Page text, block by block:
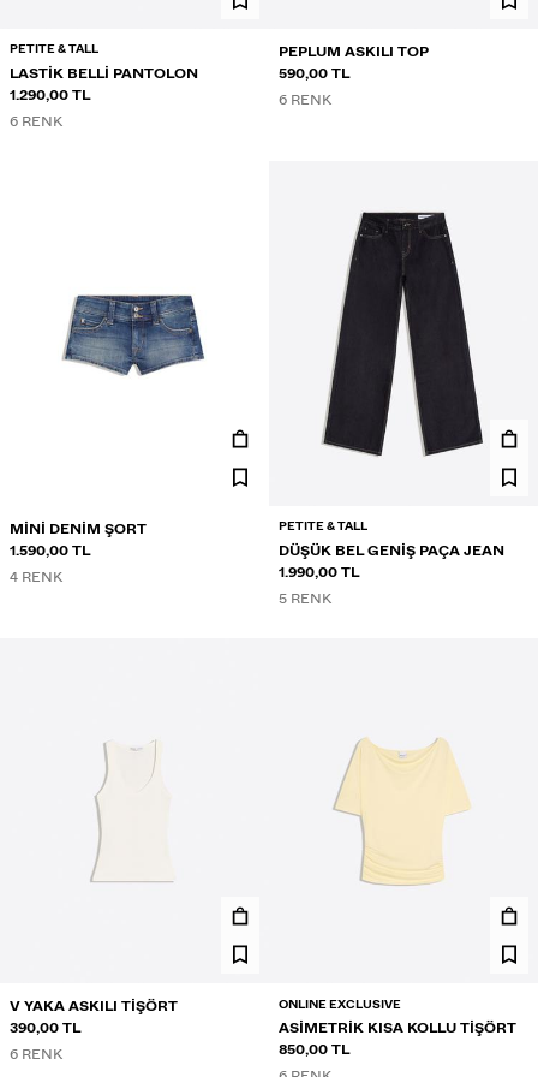
PETITE & TALL
LASTIK BELLI PANTOLON
1.290,00 TL
6 RENK
PEPLUM ASKILI TOP
590,00 TL
6 RENK
MINI DENIM ŞORT
1.590,00 TL
4 RENK
PETITE & TALL
DÜŞÜK BEL GENIŞ PAÇA JEAN
1.990,00 TL
5 RENK
V YAKA ASKILI TIŞÖRT
390,00 TL
6 RENK
ONLINE EXCLUSIVE
ASIMETRIK KISA KOLLU TIŞÖRT
850,00 TL